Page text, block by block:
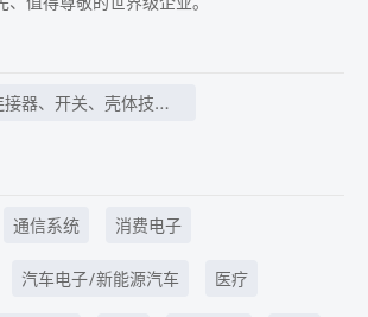
接器、开关、壳体技
通信系统 消费电子
汽车电子/新能源汽车 医疗